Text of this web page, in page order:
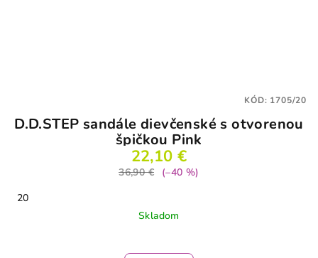
D.D.STEP sandále dievčenské s otvorenou
špičkou Pink
22,10 €
36,90 €
(–40 %)
20
Skladom
KÓD: 1705/20